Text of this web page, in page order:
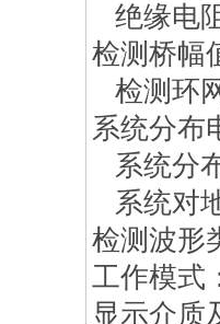
绝缘电
检测桥幅
检测环
系统分布
系统分
系统对
检测波形
工作模式
显示介质